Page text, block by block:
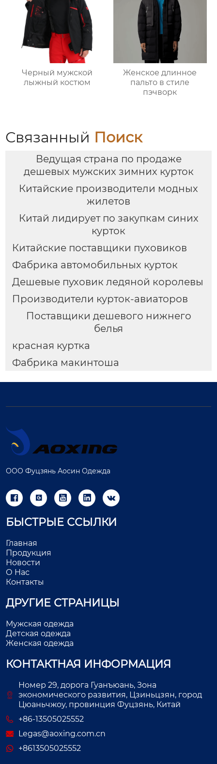
Черный мужской
лыжный костюм
Женское длинное
пальто в стиле
пэчворк
Связанный Поиск
Ведущая страна по продаже
дешевых мужских зимних курток
Китайские производители модных
жилетов
Китай лидирует по закупкам синих
курток
Китайские поставщики пуховиков
Фабрика автомобильных курток
Дешевые пуховик ледяной королевы
Производители курток-авиаторов
Поставщики дешевого нижнего
белья
красная куртка
Фабрика макинтоша
ООО Фуцзянь Аосин Одежда
    
БЫСТРЫЕ ССЫЛКИ
Главная
Продукция
Новости
О Нас
Контакты
ДРУГИЕ СТРАНИЦЫ
Мужская одежда
Детская одежда
Женская одежда
КОНТАКТНАЯ ИНФОРМАЦИЯ
Номер 29, дорога Гуанъюань, Зона
экономического развития, Цзиньцзян, город
Цюаньчжоу, провинция Фуцзянь, Китай
+86-13505025552
Legas@aoxing.com.cn
+8613505025552